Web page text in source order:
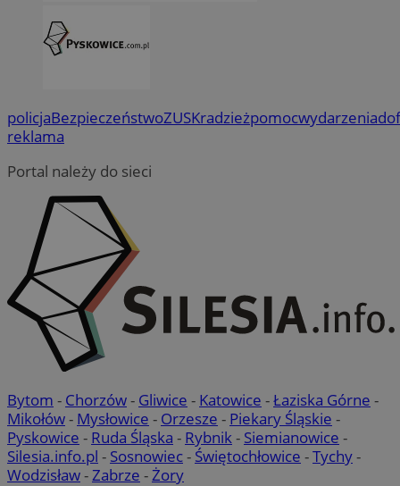
policjaBezpieczeństwoZUSKradzieżpomocwydarzenia
reklama
Portal należy do sieci
Bytom - Chorzów- Gliwice - Katowice -Łaziska Górne -
Mikołów- Mysłowice - Orzesze - Piekary Śląskie -
Pyskowice - Ruda Śląska - Rybnik- Siemianowice -
Silesia.info.pl - Sosnowiec- Świętochłowice -Tychy-
Wodzisław-Zabrze -Żory